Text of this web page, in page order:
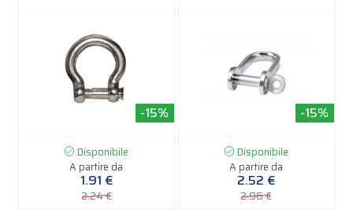
-15%
Disponibile
A partire da
1.91 €
2.24 €
-15%
Disponibile
A partire da
2.52 €
2.96 €